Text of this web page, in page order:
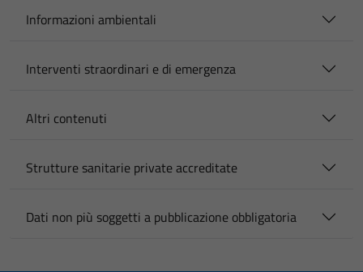
Informazioni ambientali
Interventi straordinari e di emergenza
Altri contenuti
Strutture sanitarie private accreditate
Dati non più soggetti a pubblicazione obbligatoria